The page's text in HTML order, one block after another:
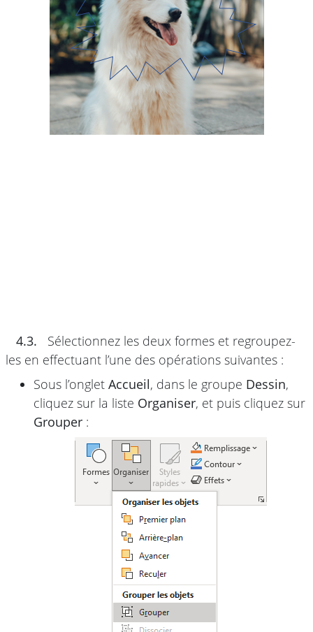
4.3.
Sélectionnez les deux formes et regroupez-
les en effectuant l’une des opérations suivantes :
Sous l’onglet Accueil, dans le groupe Dessin,
cliquez sur la liste Organiser, et puis cliquez sur
Grouper :